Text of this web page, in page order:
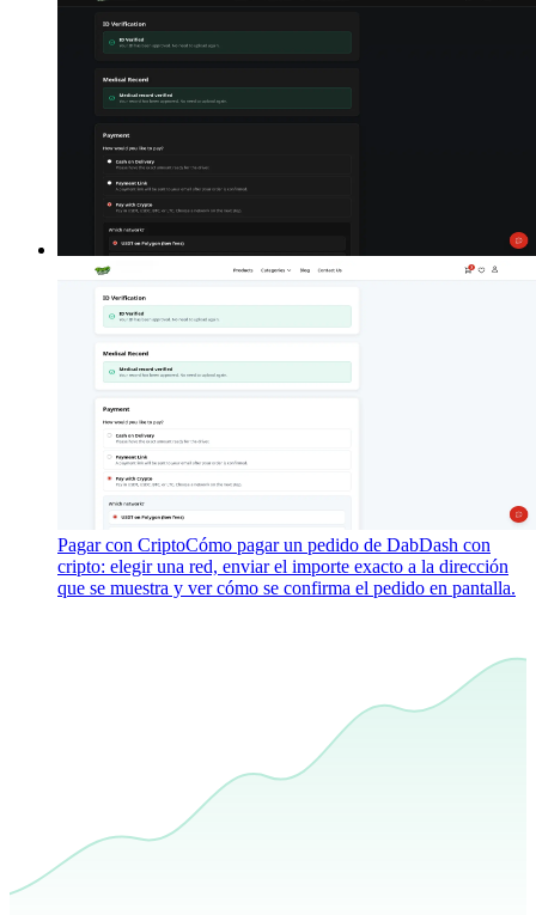
Pagar con CriptoCómo pagar un pedido de DabDash con
cripto: elegir una red, enviar el importe exacto a la dirección
que se muestra y ver cómo se confirma el pedido en pantalla.